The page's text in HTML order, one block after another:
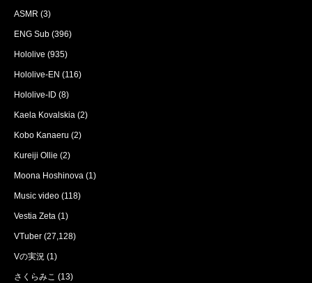
ASMR (3)
ENG Sub (396)
Hololive (935)
Hololive-EN (116)
Hololive-ID (8)
Kaela Kovalskia (2)
Kobo Kanaeru (2)
Kureiji Ollie (2)
Moona Hoshinova (1)
Music video (118)
Vestia Zeta (1)
VTuber (27,128)
Vの実況 (1)
さくらみこ (13)